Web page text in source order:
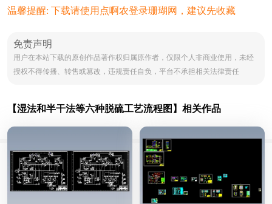
温馨提醒: 下载请使用点啊农登录珊瑚网，建议先收藏
免责声明
用户在本站下载的原创作品著作权归属原作者，仅限个人非商业使用，未经
授权不得传播、转售或篡改，违规责任自负，平台不承担相关法律责任
【湿法和半干法等六种脱硫工艺流程图】相关作品